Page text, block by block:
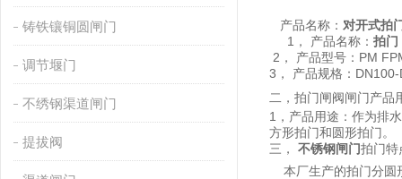
铸铁镶铜圆闸门
调节堰门
不绣钢渠道闸门
提拔阀
产品名称： 对开式拍
1， 产品名称： 拍门
2， 产品型号：PM
3， 产品规格：
二，拍门闸阀闸门产品
1，产品用途：作为排
方形拍门和圆形拍门。
三， 不锈钢闸门拍门特
本厂生产的拍门分圆